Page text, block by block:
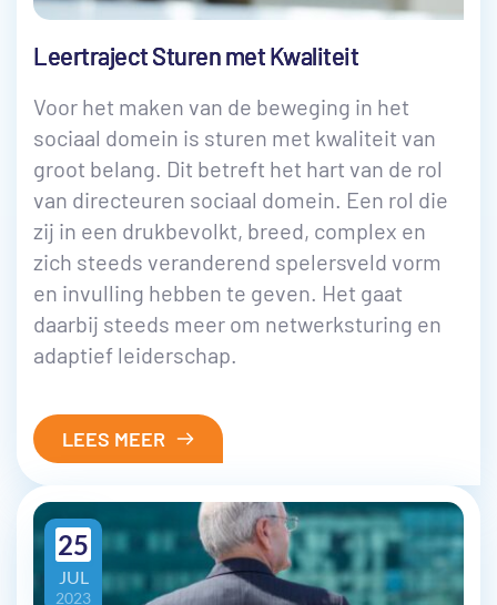
Leertraject Sturen met Kwaliteit
Voor het maken van de beweging in het
sociaal domein is sturen met kwaliteit van
groot belang. Dit betreft het hart van de rol
van directeuren sociaal domein. Een rol die
zij in een drukbevolkt, breed, complex en
zich steeds veranderend spelersveld vorm
en invulling hebben te geven. Het gaat
daarbij steeds meer om netwerksturing en
adaptief leiderschap.
LEES MEER
JUL
25
2023